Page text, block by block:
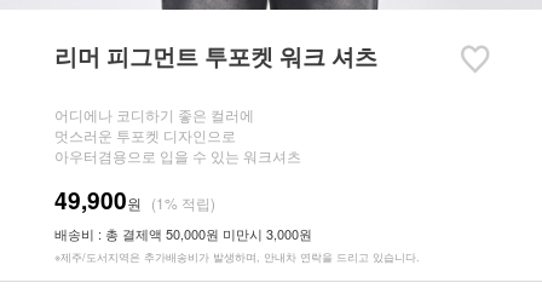
리머 피그먼트 투포켓 워크 셔츠
어디에나 코디하기 좋은 컬러에
멋스러운 투포켓 디자인으로
아우터겸용으로 입을 수 있는 워크셔츠
49,900원 (1% 적립)
배송비 : 총 결제액 50,000원 미만시 3,000원
※제주/도서지역은 추가배송비가 발생하며, 안내차 연락을 드리고 있습니다.